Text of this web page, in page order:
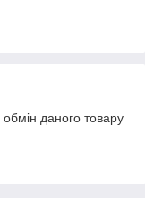
даного товару